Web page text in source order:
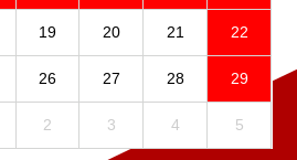
19 20 21 22
26 27 28 29
2 3 4 5